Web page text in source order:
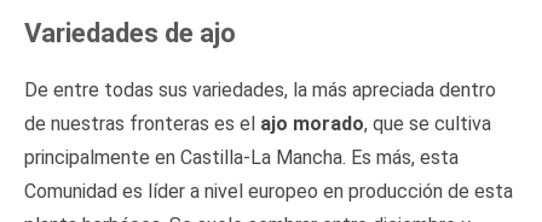
Variedades de ajo
De entre todas sus variedades, la más apreciada dentro
de nuestras fronteras es el ajo morado, que se cultiva
principalmente en Castilla-La Mancha. Es más, esta
Comunidad es líder a nivel europeo en producción de esta